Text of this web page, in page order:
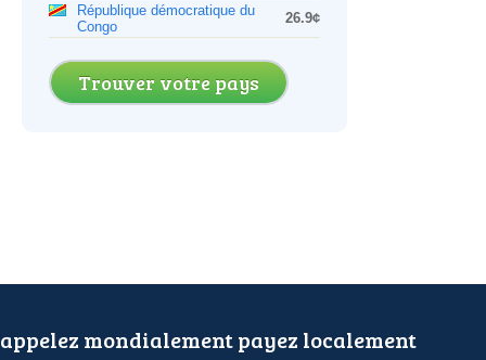
République démocratique du
Congo
26.9¢
Trouver votre pays
appelez mondialement payez localement